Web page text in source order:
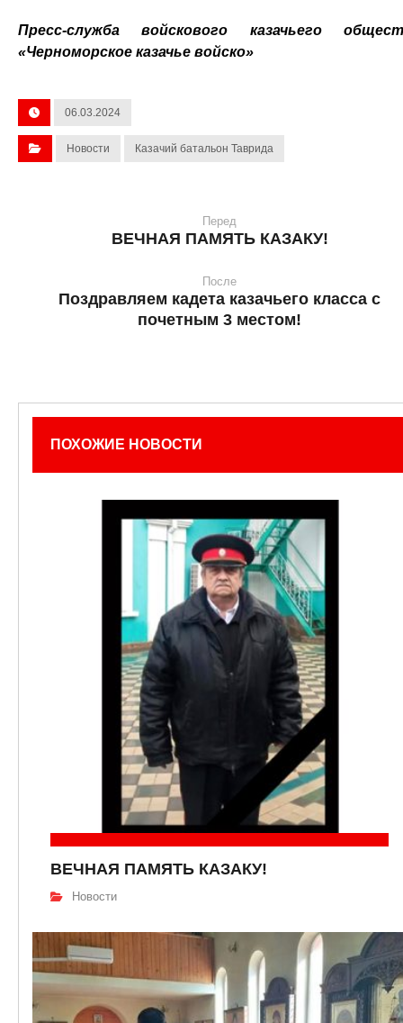
Пресс-служба войскового казачьего
«Черноморское казачье войско»
06.03.2024
Новости Казачий батальон Таврида
Перед
ВЕЧНАЯ ПАМЯТЬ КАЗАКУ!
После
Поздравляем кадета казачьего класса с
почетным 3 местом!
ПОХОЖИЕ НОВОСТИ
ВЕЧНАЯ ПАМЯТЬ КАЗАКУ!
Новости